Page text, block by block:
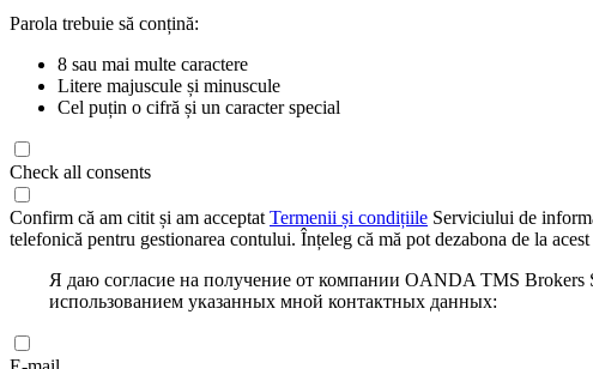
Parola trebuie să conțină:
8 sau mai multe caractere
Litere majuscule și minuscule
Cel puțin o cifră și un caracter special
Check all consents
Confirm că am citit și am acceptat Termenii și condițiile Serviciului de
telefonică pentru gestionarea contului. Înțeleg că mă pot dezabona de la
Я даю согласие на получение от компании OANDA TMS
использованием указанных мной контактных данных: